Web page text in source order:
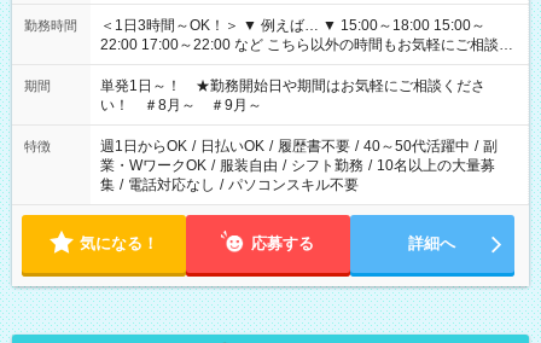
勤務時間
＜1日3時間～OK！＞ ▼ 例えば… ▼ 15:00～18:00 15:00～
22:00 17:00～22:00 など こちら以外の時間もお気軽にご相談く
ださい！
期間
単発1日～！ ★勤務開始日や期間はお気軽にご相談くださ
い！ ＃8月～ ＃9月～
特徴 週1日からOK / 日払いOK / 履歴書不要 / 40～50代活躍中 / 副
業・WワークOK / 服装自由 / シフト勤務 / 10名以上の大量募
集 / 電話対応なし / パソコンスキル不要
気になる！ 応募する 詳細へ